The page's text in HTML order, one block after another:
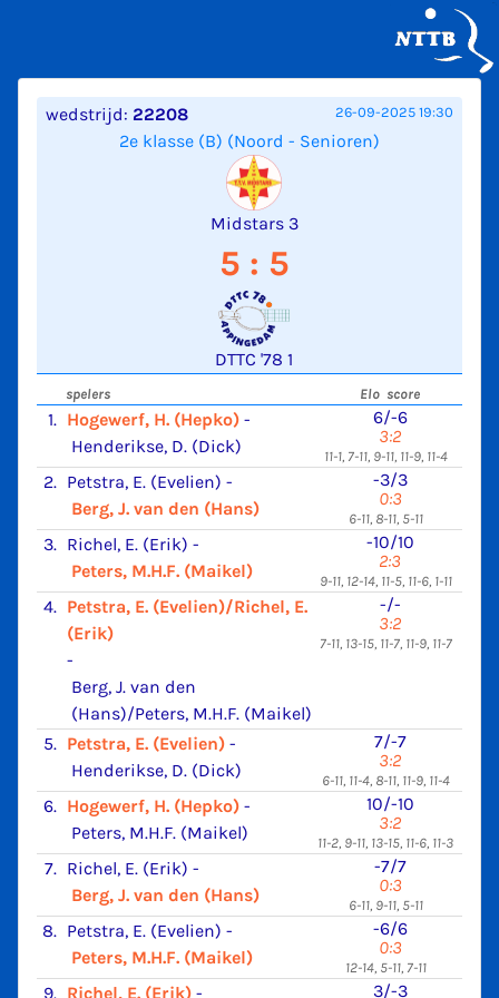
wedstrijd: 22208 26-09-2025 19:30
2e klasse (B) (Noord - Senioren)
Midstars 3
5 : 5
DTTC '78 1
spelers Elo score
1. Hogewerf, H. (Hepko) -
Henderikse, D. (Dick)
6/-6
3:2
11-1, 7-11, 9-11, 11-9, 11-4
2. Petstra, E. (Evelien) -
Berg, J. van den (Hans)
-3/3
0:3
6-11, 8-11, 5-11
3. Richel, E. (Erik) -
Peters, M.H.F. (Maikel)
-10/10
2:3
9-11, 12-14, 11-5, 11-6, 1-11
4. Petstra, E. (Evelien)/Richel, E.
(Erik)
-
Berg, J. van den
(Hans)/Peters, M.H.F. (Maikel)
-/-
3:2
7-11, 13-15, 11-7, 11-9, 11-7
5. Petstra, E. (Evelien) -
Henderikse, D. (Dick)
7/-7
3:2
6-11, 11-4, 8-11, 11-9, 11-4
6. Hogewerf, H. (Hepko) -
Peters, M.H.F. (Maikel)
10/-10
3:2
11-2, 9-11, 13-15, 11-6, 11-3
7. Richel, E. (Erik) -
Berg, J. van den (Hans)
-7/7
0:3
6-11, 9-11, 5-11
8. Petstra, E. (Evelien) -
Peters, M.H.F. (Maikel)
-6/6
0:3
12-14, 5-11, 7-11
9. Richel, E. (Erik) - 3/-3